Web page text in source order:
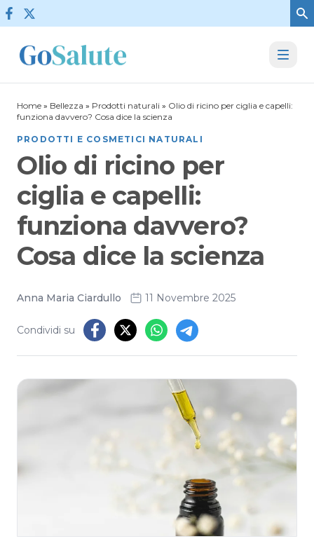
Vai al contenuto
Home » Bellezza » Prodotti naturali » Olio di ricino per ciglia e capelli:
funziona davvero? Cosa dice la scienza
PRODOTTI E COSMETICI NATURALI
Olio di ricino per
ciglia e capelli:
funziona davvero?
Cosa dice la scienza
Anna Maria Ciardullo 11 Novembre 2025
Condividi su